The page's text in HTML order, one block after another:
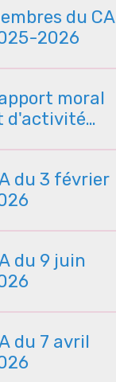
du CA
2026
moral
d'activité
du 3 février
du 9 juin
du 7 avril